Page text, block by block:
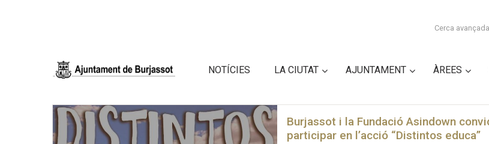
Cerca avançada
NOTÍCIES LA CIUTAT AJUNTAMENT ÀREES
Burjassot i la Fundació Asindown
participar en l’acció “Distintos educa”